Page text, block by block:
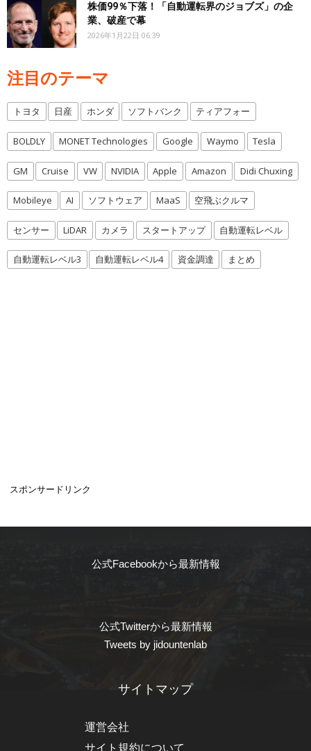
株価99％下落！「自動運転界のジョブズ」の企
業、破産で幕
2026年1月22日 06:39
注目のテーマ
トヨタ 日産 ホンダ ソフトバンク ティアフォー
BOLDLY MONET Technologies Google Waymo Tesla
GM Cruise VW NVIDIA Apple Amazon Didi Chuxing
Mobileye AI ソフトウェア MaaS 空飛ぶクルマ
センサー LiDAR カメラ スタートアップ 自動運転レベル
自動運転レベル3 自動運転レベル4 資金調達 まとめ
スポンサードリンク
公式Facebookから最新情報
公式Twitterから最新情報
Tweets by jidountenlab
サイトマップ
運営会社
サイト規約について